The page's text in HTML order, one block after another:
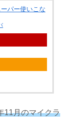
パー使いこな
11月のマイクラ